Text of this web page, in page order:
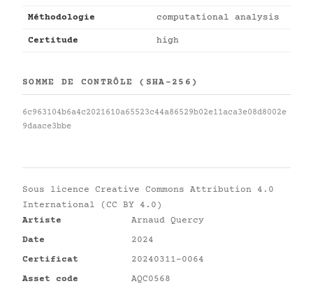
Méthodologie computational analysis
Certitude high
SOMME DE CONTRÔLE (SHA-256)
6c963104b6a4c2021610a65523c44a86529b02e11aca3e08d8002e
9daace3bbe
Sous licence Creative Commons Attribution 4.0
International (CC BY 4.0)
Artiste
Arnaud Quercy
Date
2024
Certificat
20240311-0064
Asset code
AQC0568